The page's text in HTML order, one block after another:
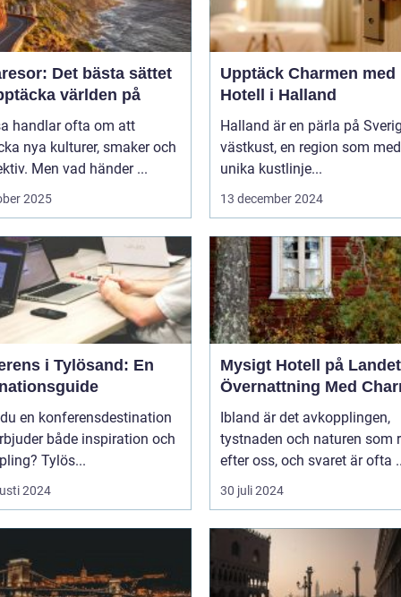
Det bästa sättet
världen på
handlar ofta om att
nya kulturer, smaker och
Men vad händer ...
2025
Upptäck Charmen med
Hotell i Halland
Halland är en pärla på
västkust, en region som
unika kustlinje...
13 december 2024
i Tylösand: En
en konferensdestination
både inspiration och
Tylös...
2024
Mysigt Hotell på
Övernattning Med
Ibland är det avkopplingen,
tystnaden och naturen som
efter oss, och svaret är ofta
30 juli 2024